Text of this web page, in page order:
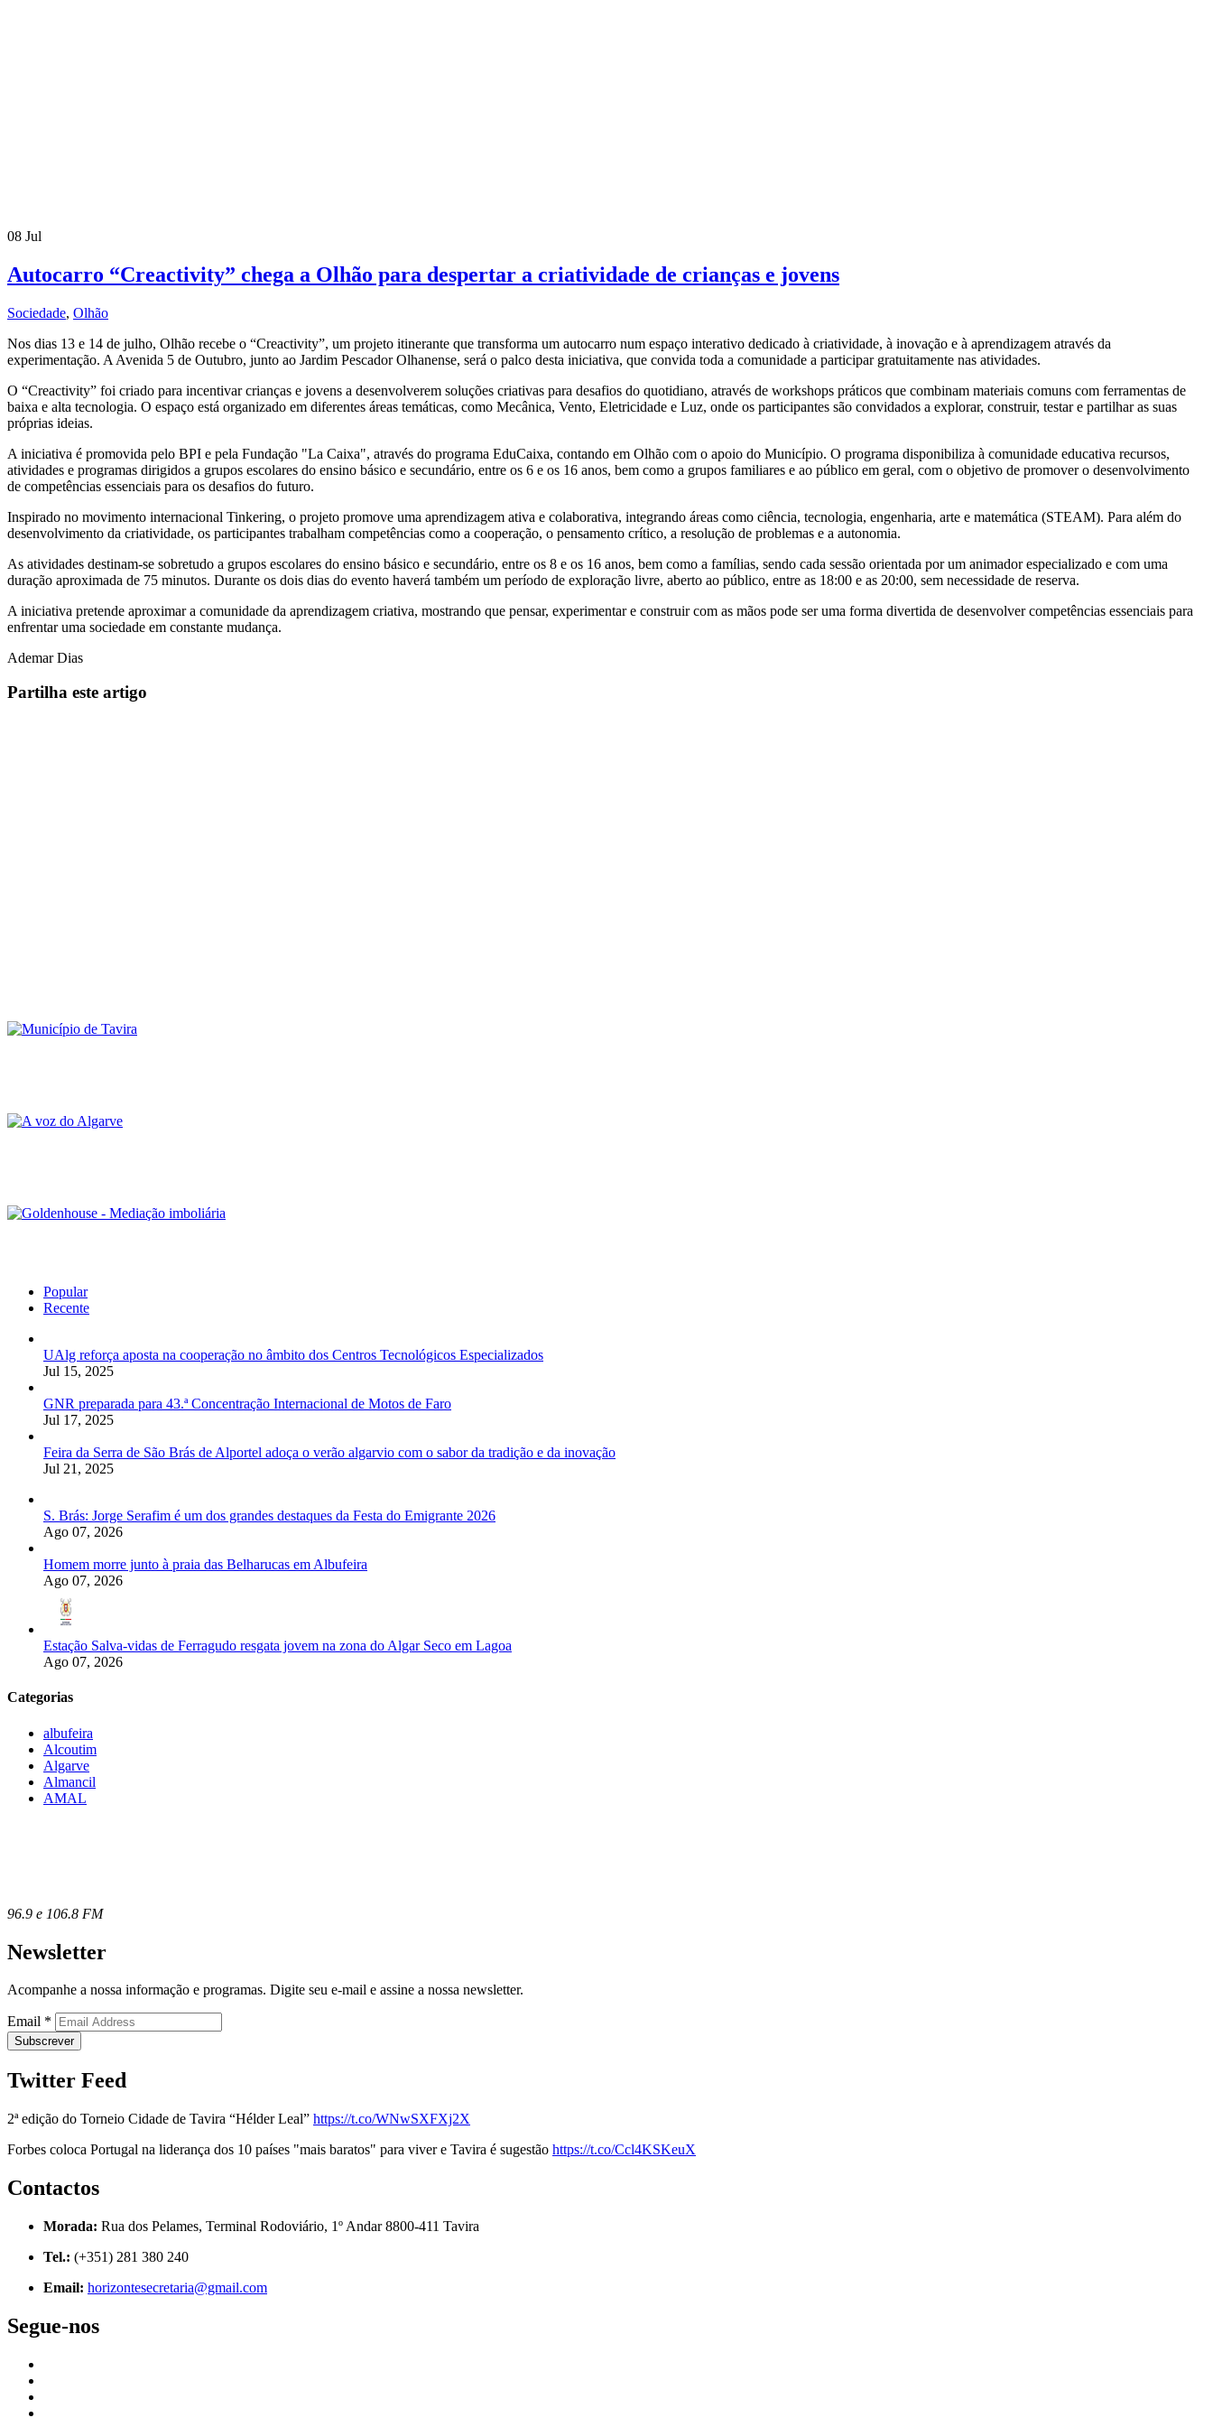
08 Jul
Autocarro “Creactivity” chega a Olhão para despertar a criatividade de crianças e jovens
Sociedade, Olhão
Nos dias 13 e 14 de julho, Olhão recebe o “Creactivity”, um projeto itinerante que transforma um autocarro num espaço interativo dedicado à criatividade, à inovação e à aprendizagem através da
experimentação. A Avenida 5 de Outubro, junto ao Jardim Pescador Olhanense, será o palco desta iniciativa, que convida toda a comunidade a participar gratuitamente nas atividades.
O “Creactivity” foi criado para incentivar crianças e jovens a desenvolverem soluções criativas para desafios do quotidiano, através de workshops práticos que combinam materiais comuns com ferramentas de
baixa e alta tecnologia. O espaço está organizado em diferentes áreas temáticas, como Mecânica, Vento, Eletricidade e Luz, onde os participantes são convidados a explorar, construir, testar e partilhar as suas
próprias ideias.
A iniciativa é promovida pelo BPI e pela Fundação "La Caixa", através do programa EduCaixa, contando em Olhão com o apoio do Município. O programa disponibiliza à comunidade educativa recursos,
atividades e programas dirigidos a grupos escolares do ensino básico e secundário, entre os 6 e os 16 anos, bem como a grupos familiares e ao público em geral, com o objetivo de promover o desenvolvimento
de competências essenciais para os desafios do futuro.
Inspirado no movimento internacional Tinkering, o projeto promove uma aprendizagem ativa e colaborativa, integrando áreas como ciência, tecnologia, engenharia, arte e matemática (STEAM). Para além do
desenvolvimento da criatividade, os participantes trabalham competências como a cooperação, o pensamento crítico, a resolução de problemas e a autonomia.
As atividades destinam-se sobretudo a grupos escolares do ensino básico e secundário, entre os 8 e os 16 anos, bem como a famílias, sendo cada sessão orientada por um animador especializado e com uma
duração aproximada de 75 minutos. Durante os dois dias do evento haverá também um período de exploração livre, aberto ao público, entre as 18:00 e as 20:00, sem necessidade de reserva.
A iniciativa pretende aproximar a comunidade da aprendizagem criativa, mostrando que pensar, experimentar e construir com as mãos pode ser uma forma divertida de desenvolver competências essenciais para
enfrentar uma sociedade em constante mudança.
Ademar Dias
Partilha este artigo
Popular
Recente
UAlg reforça aposta na cooperação no âmbito dos Centros Tecnológicos Especializados
Jul 15, 2025
GNR preparada para 43.ª Concentração Internacional de Motos de Faro
Jul 17, 2025
Feira da Serra de São Brás de Alportel adoça o verão algarvio com o sabor da tradição e da inovação
Jul 21, 2025
S. Brás: Jorge Serafim é um dos grandes destaques da Festa do Emigrante 2026
Ago 07, 2026
Homem morre junto à praia das Belharucas em Albufeira
Ago 07, 2026
Estação Salva-vidas de Ferragudo resgata jovem na zona do Algar Seco em Lagoa
Ago 07, 2026
Categorias
albufeira
Alcoutim
Algarve
Almancil
AMAL
96.9 e 106.8 FM
Newsletter
Acompanhe a nossa informação e programas. Digite seu e-mail e assine a nossa newsletter.
Email *
Twitter Feed
2ª edição do Torneio Cidade de Tavira “Hélder Leal” https://t.co/WNwSXFXj2X
Forbes coloca Portugal na liderança dos 10 países "mais baratos" para viver e Tavira é sugestão https://t.co/Ccl4KSKeuX
Contactos
Morada: Rua dos Pelames, Terminal Rodoviário, 1º Andar 8800-411 Tavira
Tel.: (+351) 281 380 240
Email: horizontesecretaria@gmail.com
Segue-nos